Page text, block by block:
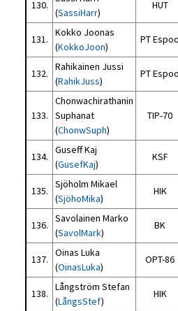
130.
(SassiHarr)
HUT
131.
Kokko Joonas
(KokkoJoon)
PT Espoo
132.
Rahikainen Jussi
(RahikJuss)
PT Espoo
133.
Chonwachirathanin
Suphanat
(ChonwSuph)
TIP-70
134.
Guseff Kaj
(GusefKaj)
KSF
135.
Sjöholm Mikael
(SjöhoMika)
HIK
136.
Savolainen Marko
(SavolMark)
BK
137.
Oinas Luka
(OinasLuka)
OPT-86
138.
Långström Stefan
(LångsStef)
HIK